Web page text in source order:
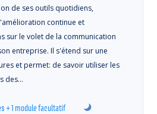
de ses outils quotidiens,
continue et
sur le volet de la communication
entreprise. Il s'étend sur une
et permet: de savoir utiliser les
des…
+ 1 module facultatif